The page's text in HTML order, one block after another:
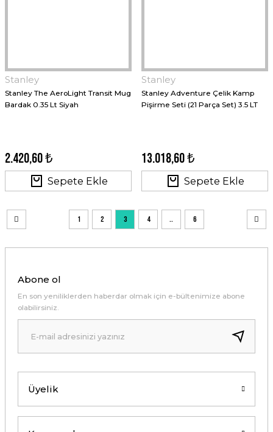
Stanley
Stanley The AeroLight Transit Mug
Bardak 0.35 Lt Siyah
2.420,60 ₺
Sepete Ekle
Stanley
Stanley Adventure Çelik Kamp
Pişirme Seti (21 Parça Set) 3.5 LT
13.018,60 ₺
Sepete Ekle
1 2 3 4 .. 6
Üyelik
Abone ol
En son yeniliklerden haberdar olmak için e-bültenimize abone
olabilirsiniz.